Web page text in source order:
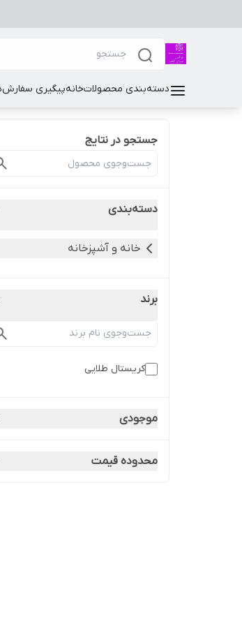
دسته‌بندی محصولاتخانهپیگیری سفارش
جستجو در نتایج
دسته‌بندی
خانه و آشپزخانه
برند
کریستال طلایی
موجودی
محدوده قیمت